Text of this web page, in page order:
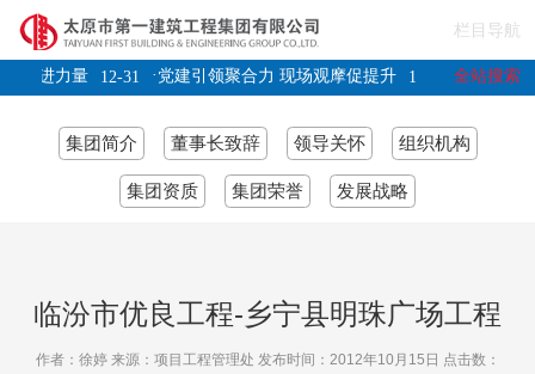
栏目导航
12-31
奋进力量 11-22
·党建引领聚合力 现场观摩促提升 ·太原一建
全站搜索
集团简介 董事长致辞 领导关怀 组织机构
集团资质 集团荣誉 发展战略
临汾市优良工程-乡宁县明珠广场工程
作者：徐婷 来源：项目工程管理处 发布时间：2012年10月15日 点击数：